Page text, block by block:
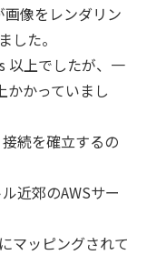
像をレンダリン
した。
以上でしたが、一
かかっていまし
続を確立するの
近郊のAWSサー
マッピングされて